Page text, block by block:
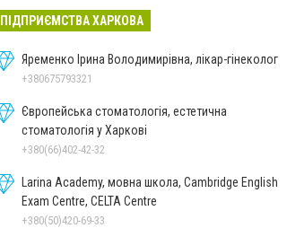
ПІДПРИЄМСТВА ХАРКОВА
Яременко Ірина Володимирівна, лікар-гінеколог
+380675793321
Європейська стоматологія, естетична
стоматологія у Харкові
+380(66)402-42-32
Larina Academy, мовна школа, Сambridge English
Exam Centre, CELTA Centre
+380(50)420-69-33